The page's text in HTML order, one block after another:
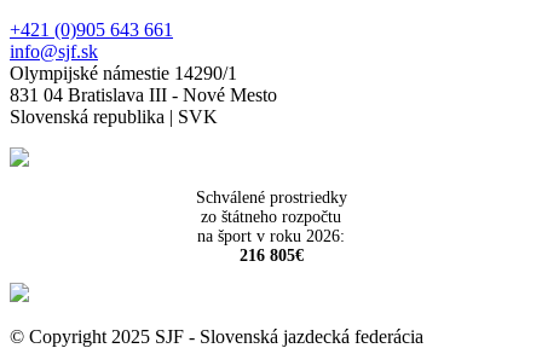
+421 (0)905 643 661
info@sjf.sk
Olympijské námestie 14290/1
831 04 Bratislava III - Nové Mesto
Slovenská republika | SVK
Schválené prostriedky
zo štátneho rozpočtu
na šport v roku 2026:
216 805€
© Copyright 2025 SJF - Slovenská jazdecká federácia